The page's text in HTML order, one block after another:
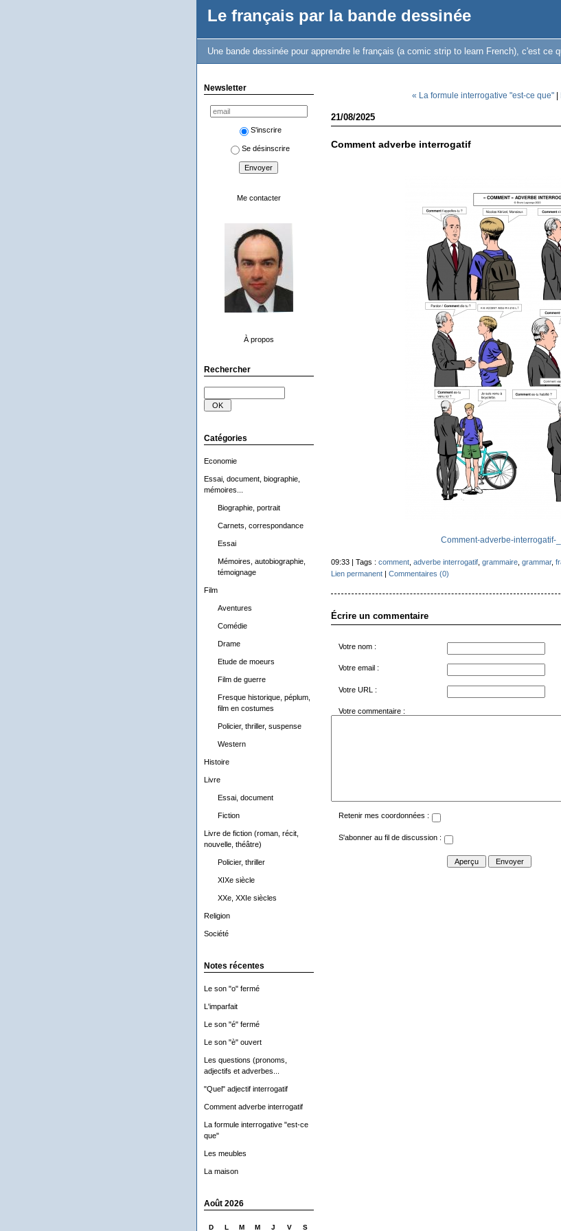
Le français par la bande dessinée
Une bande dessinée pour apprendre le français (a comic strip to learn French), c'est ce
Newsletter
S'inscrire
Se désinscrire
Me contacter
À propos
Rechercher
Catégories
Economie
Essai, document, biographie,
mémoires...
Biographie, portrait
Carnets, correspondance
Essai
Mémoires, autobiographie,
témoignage
Film
Aventures
Comédie
Drame
Etude de moeurs
Film de guerre
Fresque historique, péplum,
film en costumes
Policier, thriller, suspense
Western
Histoire
Livre
Essai, document
Fiction
Livre de fiction (roman, récit,
nouvelle, théâtre)
Policier, thriller
XIXe siècle
XXe, XXIe siècles
Religion
Société
Notes récentes
Le son "o" fermé
L'imparfait
Le son "é" fermé
Le son "è" ouvert
Les questions (pronoms,
adjectifs et adverbes...
"Quel" adjectif interrogatif
Comment adverbe interrogatif
La formule interrogative "est-ce
que"
Les meubles
La maison
Août 2026
D L M M J V
S
« La formule interrogative "est-ce que"|
21/08/2025
Comment adverbe interrogatif
Comment-adverbe-interrogatif-
09:33 | Tags : comment, adverbe interrogatif, grammaire, grammar,
Lien permanent| Commentaires (0)
Écrire un commentaire
Votre nom :
Votre email :
Votre URL :
Votre commentaire :
Retenir mes coordonnées :
S'abonner au fil de discussion :